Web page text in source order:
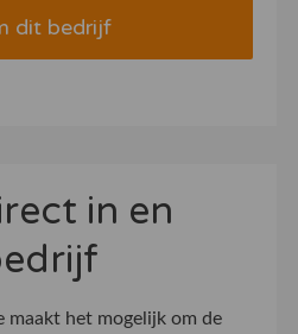
dit bedrijf
in en
maakt het mogelijk om de